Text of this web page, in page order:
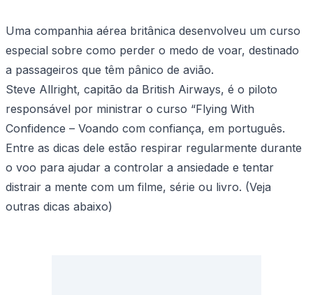
Uma companhia aérea britânica desenvolveu um curso
especial sobre como perder o medo de voar, destinado
a passageiros que têm pânico de avião.
Steve Allright, capitão da British Airways, é o piloto
responsável por ministrar o curso “Flying With
Confidence – Voando com confiança, em português.
Entre as dicas dele estão respirar regularmente durante
o voo para ajudar a controlar a ansiedade e tentar
distrair a mente com um filme, série ou livro. (Veja
outras dicas abaixo)